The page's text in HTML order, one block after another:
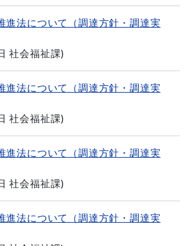
進法について（調達方針・調達実
社会福祉課)
進法について（調達方針・調達実
社会福祉課)
進法について（調達方針・調達実
社会福祉課)
進法について（調達方針・調達実